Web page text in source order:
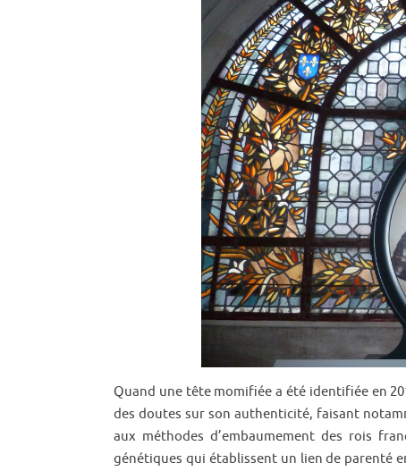
Quand une tête momifiée a été identifiée en
des doutes sur son authenticité, faisant
aux méthodes d’embaumement des rois
génétiques qui établissent un lien de parenté